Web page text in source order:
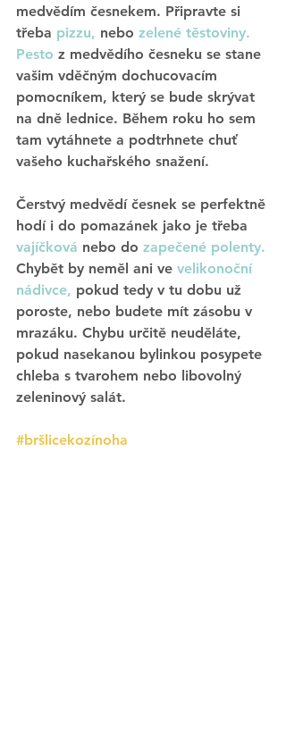
medvědím česnekem. Připravte si
třeba pizzu, nebo zelené těstoviny.
Pesto z medvědího česneku se stane
vašim vděčným dochucovacím
pomocníkem, který se bude skrývat
na dně lednice. Během roku ho sem
tam vytáhnete a podtrhnete chuť
vašeho kuchařského snažení.
Čerstvý medvědí česnek se perfektně
hodí i do pomazánek jako je třeba
vajíčková nebo do zapečené polenty.
Chybět by neměl ani ve velikonoční
nádivce, pokud tedy v tu dobu už
poroste, nebo budete mít zásobu v
mrazáku. Chybu určitě neuděláte,
pokud nasekanou bylinkou posypete
chleba s tvarohem nebo libovolný
zeleninový salát.
#bršlicekozínoha